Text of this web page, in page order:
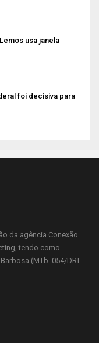
usa janela
foi decisiva para
da agência Conexão
tendo como
(MTb. 054/DRT-